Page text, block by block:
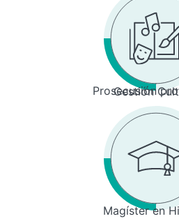
Prosecusión
Gestión
Magíster en